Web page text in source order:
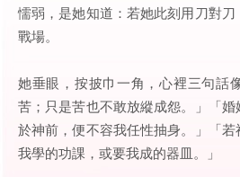
懦弱，是她知道：若她此刻用刀對
戰場。
她垂眼，按披巾一角，心裡三句話
苦；只是苦也不敢放縱成怨。」「
於神前，便不容我任性抽身。」「
我學的功課，或要我成的器皿。」